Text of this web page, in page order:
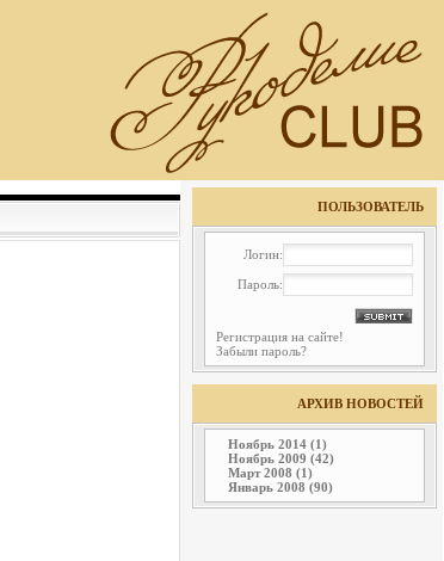
ПОЛЬЗОВАТЕЛЬ
Логин:
Пароль:
Регистрация на сайте!
Забыли пароль?
АРХИВ НОВОСТЕЙ
Ноябрь 2014 (1)
Ноябрь 2009 (42)
Март 2008 (1)
Январь 2008 (90)